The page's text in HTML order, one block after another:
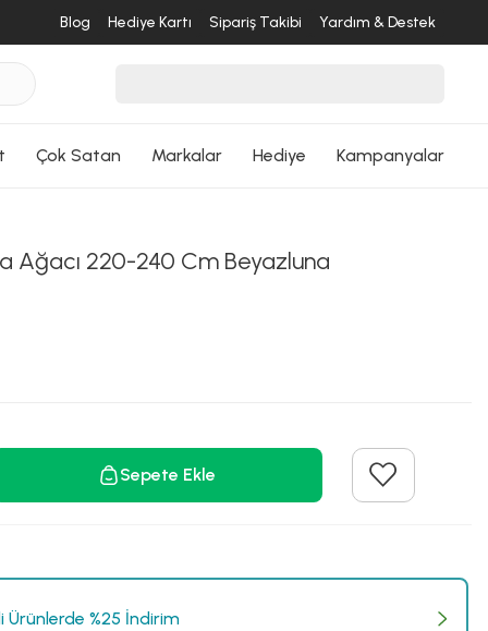
Blog Hediye Kartı Sipariş Takibi Yardım & Destek
Çok Satan Markalar Hediye Kampanyalar
Ağacı 220-240 Cm Beyazluna
Sepete Ekle
Ürünlerde %25 İndirim